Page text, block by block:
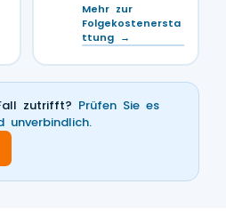
Mehr zur
Folgekostenersta
ttung →
zutrifft? Prüfen Sie es